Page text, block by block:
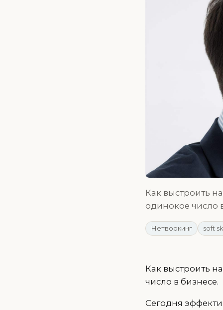
Как выстроить
одинокое число
Нетворкинг soft
Как выстроить
число в бизнесе.
Сегодня